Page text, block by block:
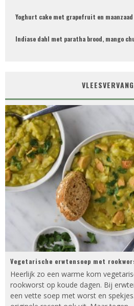
Yoghurt cake met grapefruit en maanzaad
Indiase dahl met paratha brood, mango
Vegetarische erwtensoep met
Heerlijk zo een warme kom
rookworst op koude dagen. Bij
een vette soep met worst en